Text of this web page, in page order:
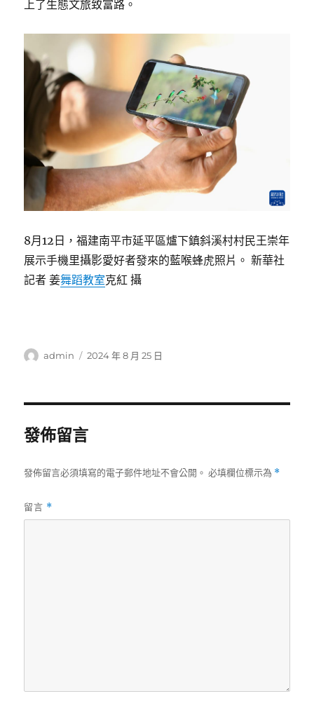
上了生態文旅致富路。
8月12日，福建南平市延平區爐下鎮斜溪村村民王崇年
展示手機里攝影愛好者發來的藍喉蜂虎照片。 新華社
記者 姜舞蹈教室克紅 攝
作
admin
發
2024 年 8 月 25 日
發佈留言
發佈留言必須填寫的電子郵件地址不會公開。 必填欄位標示為 *
留言 *